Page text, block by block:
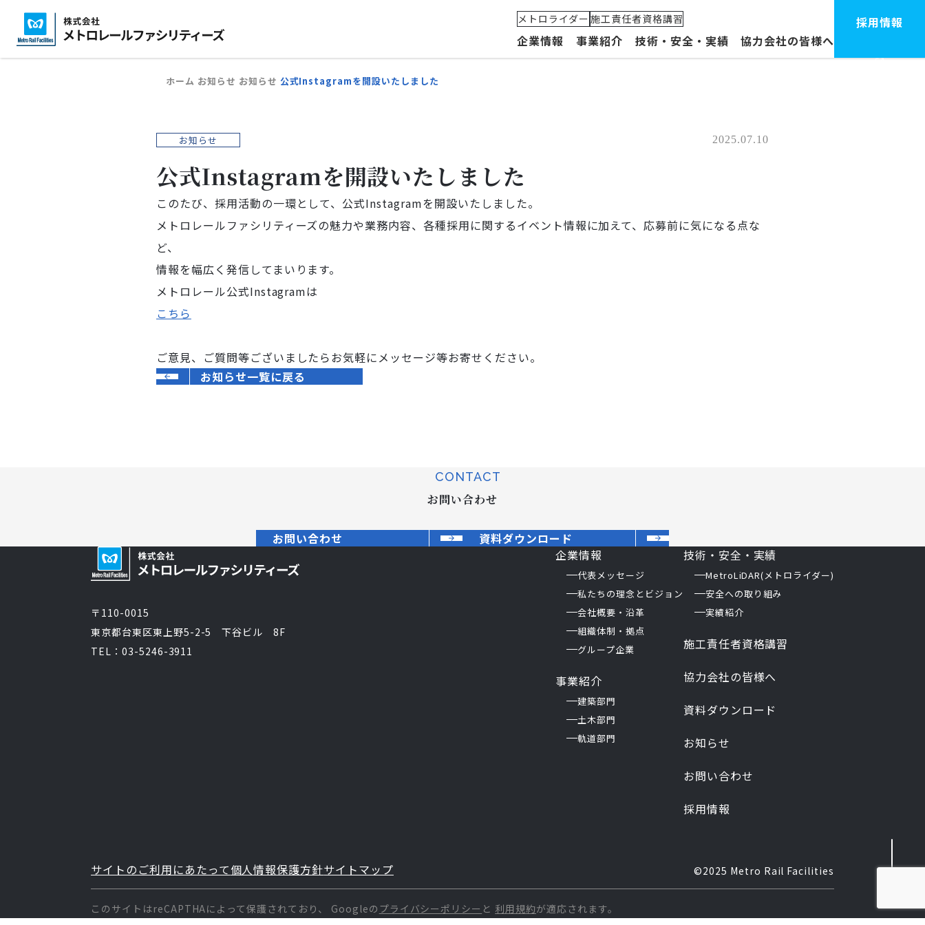
メトロライダー 施工責任者資格講習
企業情報 事業紹介 技術・安全・実績 協力会社の皆様へ
採用情報
企業情報
会社概要・沿革
事業紹介
軌道部門
技術・安全・実績
施工実績
ホーム お知らせ お知らせ 公式Instagramを開設いたしました
お知らせ 2025.07.10
公式Instagramを開設いたしました
このたび、採用活動の一環として、公式Instagramを開設いたしました。
メトロレールファシリティーズの魅力や業務内容、各種採用に関するイベント情報に加えて、応募前に気になる点な
ど、
情報を幅広く発信してまいります。
メトロレール公式Instagramは
こちら
ご意見、ご質問等ございましたらお気軽にメッセージ等お寄せください。
お知らせ一覧に戻る
CONTACT
お問い合わせ
お問い合わせ 資料ダウンロード
〒110-0015
東京都台東区東上野5-2-5 下谷ビル 8F
TEL：03-5246-3911
企業情報
代表メッセージ
私たちの理念とビジョン
会社概要・沿革
組織体制・拠点
グループ企業
事業紹介
建築部門
土木部門
軌道部門
技術・安全・実績
MetroLiDAR(メトロライダー)
安全への取り組み
実績紹介
施工責任者資格講習
協力会社の皆様へ
資料ダウンロード
お知らせ
お問い合わせ
採用情報
サイトのご利用にあたって個人情報保護方針サイトマップ
このサイトはreCAPTHAによって保護されており、 Googleの プライバシーポリシー と 利用規約が適応されます。
©2025 Metro Rail Facilities